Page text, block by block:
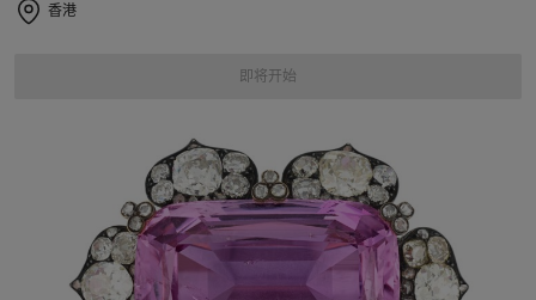
香港
即将开始